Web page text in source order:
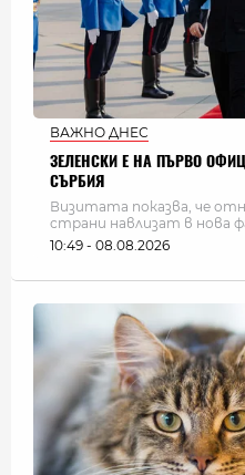
ВАЖНО ДНЕС
ЗЕЛЕНСКИ Е НА ПЪРВО
СЪРБИЯ
Визитата показва, че
страни навлизат в нова
10:49 - 08.08.2026